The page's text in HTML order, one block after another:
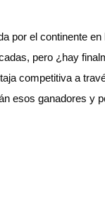
por el continente
pero ¿hay
competitiva a
esos ganadores y